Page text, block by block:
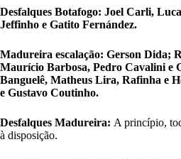
Desfalques Botafogo: Joel Carli,
Jeffinho e Gatito Fernández.
Madureira escalação: Gerson Dida;
Maurício Barbosa, Pedro Cavalini e
Banguelê, Matheus Lira, Rafinha e
e Gustavo Coutinho.
Desfalques Madureira: A princípio,
à disposição.